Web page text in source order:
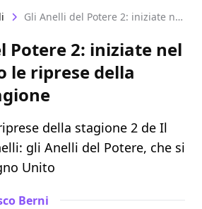
Gli Anelli del Potere 2: iniziate nel Regno Unito le riprese della seconda stagione
Potere 2: iniziate nel
le riprese della
della stagione 2 de Il
gli Anelli del Potere, che si
Unito
Berni